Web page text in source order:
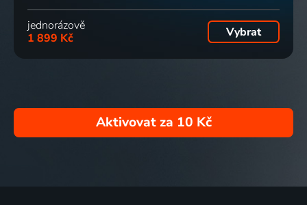
jednorázově
1 899 Kč
Vybrat
Aktivovat za 10 Kč